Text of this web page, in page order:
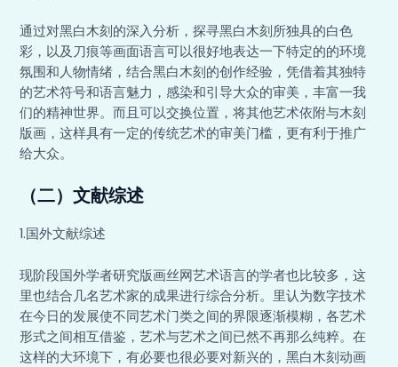
通过对黑白木刻的深入分析，探寻黑白木刻所独具的白色
彩，以及刀痕等画面语言可以很好地表达一下特定的的环境
氛围和人物情绪，结合黑白木刻的创作经验，凭借着其独特
的艺术符号和语言魅力，感染和引导大众的审美，丰富一我
们的精神世界。而且可以交换位置，将其他艺术依附与木刻
版画，这样具有一定的传统艺术的审美门槛，更有利于推广
给大众。
（二）文献综述
1.国外文献综述
现阶段国外学者研究版画丝网艺术语言的学者也比较多，这
里也结合几名艺术家的成果进行综合分析。里认为数字技术
在今日的发展使不同艺术门类之间的界限逐渐模糊，各艺术
形式之间相互借鉴，艺术与艺术之间已然不再那么纯粹。在
这样的大环境下，有必要也很必要对新兴的，黑白木刻动画